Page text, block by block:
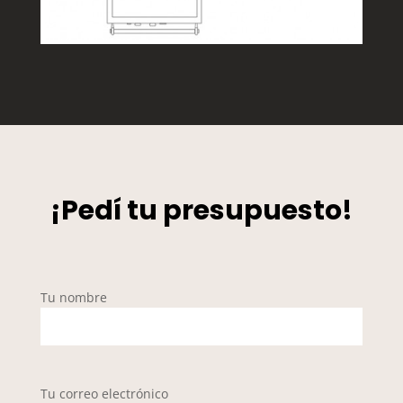
¡Pedí tu presupuesto!
Tu nombre
Tu correo electrónico